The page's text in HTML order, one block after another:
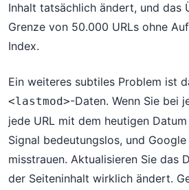
Inhalt tatsächlich ändert, und das
Grenze von 50.000 URLs ohne
Index.
Ein weiteres subtiles Problem ist
<lastmod>-Daten. Wenn Sie bei
jede URL mit dem heutigen
Signal bedeutungslos, und
misstrauen. Aktualisieren Sie das
der Seiteninhalt wirklich ändert.